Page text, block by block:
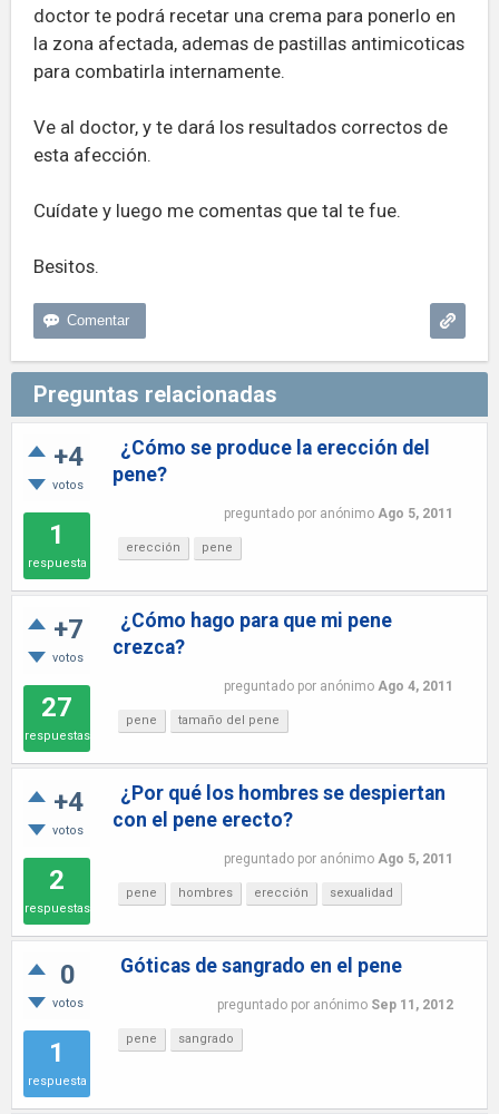
doctor te podrá recetar una crema para ponerlo en
la zona afectada, ademas de pastillas antimicoticas
para combatirla internamente.
Ve al doctor, y te dará los resultados correctos de
esta afección.
Cuídate y luego me comentas que tal te fue.
Besitos.
Preguntas relacionadas
+4
votos
1
respuesta
¿Cómo se produce la erección del
pene?
preguntado por anónimo Ago 5, 2011
erección pene
+7
votos
27
respuestas
¿Cómo hago para que mi pene
crezca?
preguntado por anónimo Ago 4, 2011
pene tamaño del pene
+4
votos
2
respuestas
¿Por qué los hombres se despiertan
con el pene erecto?
preguntado por anónimo Ago 5, 2011
pene hombres erección sexualidad
0
votos
1
respuesta
Góticas de sangrado en el pene
preguntado por anónimo Sep 11, 2012
pene sangrado